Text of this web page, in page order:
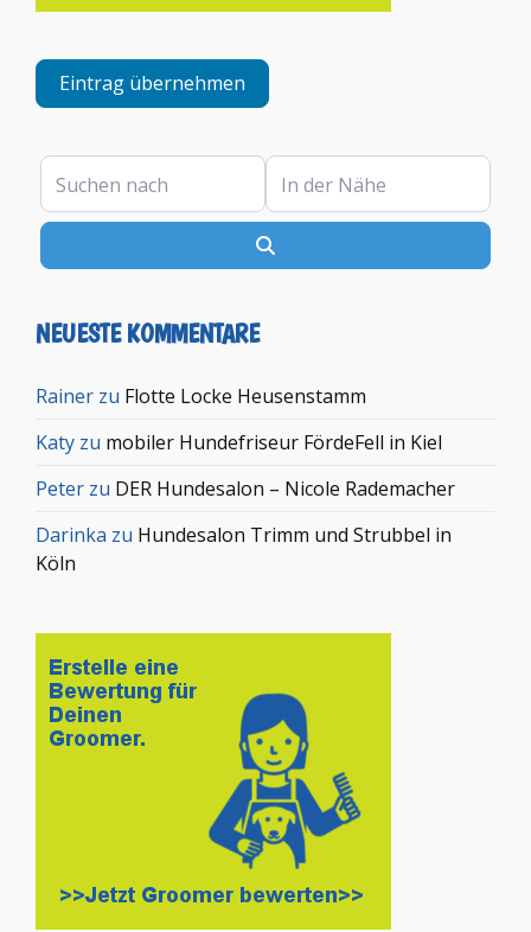
Eintrag übernehmen
Suchen nach In der Nähe
NEUESTE KOMMENTARE
Rainer zu Flotte Locke Heusenstamm
Katy zu mobiler Hundefriseur FördeFell in Kiel
Peter zu DER Hundesalon – Nicole Rademacher
Darinka zu Hundesalon Trimm und Strubbel in
Köln